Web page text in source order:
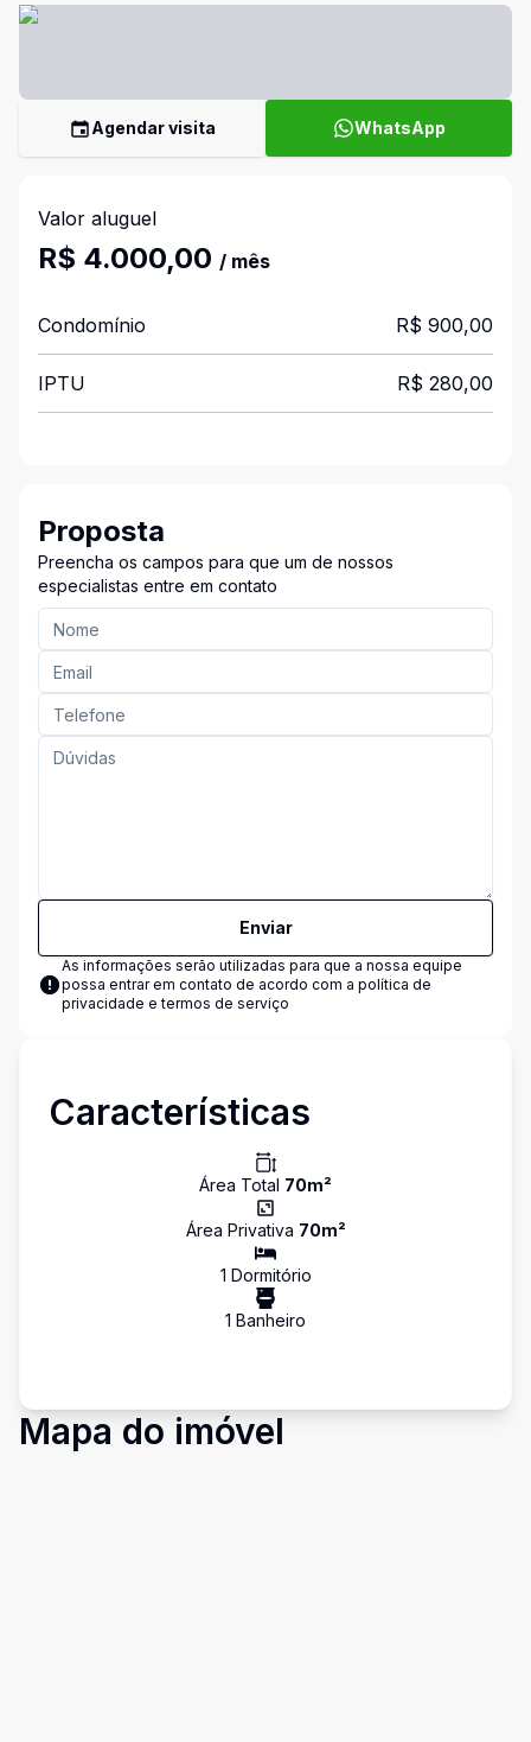
Agendar visita WhatsApp
Valor aluguel
R$ 4.000,00 / mês
Condomínio R$ 900,00
IPTU R$ 280,00
Proposta
Preencha os campos para que um de nossos
especialistas entre em contato
Enviar
As informações serão utilizadas para que a nossa equipe
possa entrar em contato de acordo com a política de
privacidade e termos de serviço
Características
Área Total 70m²
Área Privativa 70m²
1 Dormitório
1 Banheiro
Mapa do imóvel